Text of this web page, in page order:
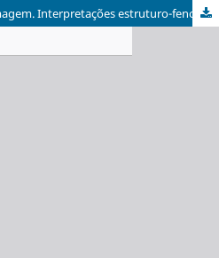
O papel do sujeito face à imagem. Interpretações estruturo-fenomenológicas: o caso de estudo das Pinturas murais de São Francisco de Bragança